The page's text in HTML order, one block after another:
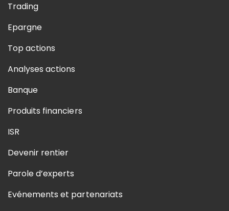
Trading
Epargne
Top actions
Analyses actions
Banque
Produits financiers
ISR
Devenir rentier
Parole d’experts
Evénements et partenariats